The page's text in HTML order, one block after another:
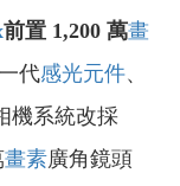
前置 1,200 萬畫
代感光元件、
機系統改採
畫素廣角鏡頭